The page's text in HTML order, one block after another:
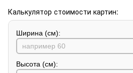
Калькулятор стоимости картин:
Ширина (см):
Высота (см):